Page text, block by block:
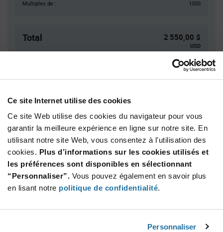
Ce site Internet utilise des cookies
Ce site Web utilise des cookies du navigateur pour vous
garantir la meilleure expérience en ligne sur notre site. En
utilisant notre site Web, vous consentez à l'utilisation des
cookies. Plus d’informations sur les cookies utilisés et
les préférences sont disponibles en sélectionnant
“Personnaliser”. Vous pouvez également en savoir plus
en lisant notre politique de confidentialité.
Personnaliser
Multiples de :
1000
Total 2 550,00 $
USD
Quantité Prix unitaire
1 000+ $2.55
Variant
Information
section
Emballages disponibles
Reel